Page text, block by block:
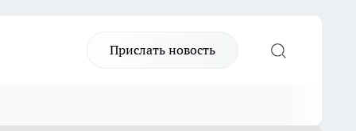
Прислать новость